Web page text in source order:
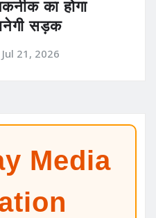
का होगा
सड़क
Jul 21, 2026
Media